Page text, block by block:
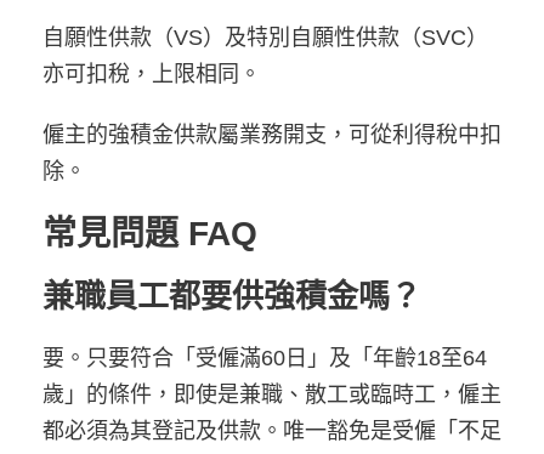
自願性供款（VS）及特別自願性供款（SVC）
亦可扣稅，上限相同。
僱主的強積金供款屬業務開支，可從利得稅中扣
除。
常見問題 FAQ
兼職員工都要供強積金嗎？
要。只要符合「受僱滿60日」及「年齡18至64
歲」的條件，即使是兼職、散工或臨時工，僱主
都必須為其登記及供款。唯一豁免是受僱「不足